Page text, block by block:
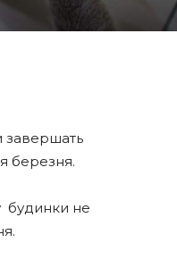
завершать
березня.
будинки не